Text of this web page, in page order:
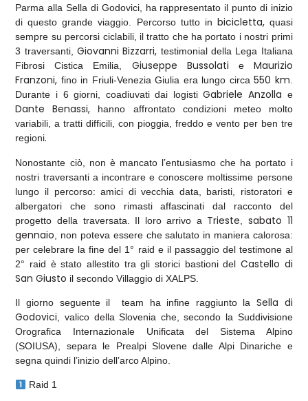
Parma alla Sella di Godovici, ha rappresentato il punto di inizio
di questo grande viaggio. Percorso tutto in bicicletta, quasi
sempre su percorsi ciclabili, il tratto che ha portato i nostri primi
3 traversanti,Giovanni Bizzarri, testimonial della Lega Italiana
Fibrosi Cistica Emilia,
Giuseppe Bussolati eMaurizio
Franzoni, fino in Friuli-Venezia Giulia era lungo circa550 km.
Durante i 6 giorni, coadiuvati dai logistiGabriele Anzolla e
Dante Benassi,
hanno affrontato condizioni meteo molto
variabili, a tratti difficili, con pioggia, freddo e vento per ben tre
regioni.
Nonostante ciò, non è mancato l’entusiasmo che ha portato i
nostri traversanti a incontrare e conoscere moltissime persone
lungo il percorso: amici di vecchia data, baristi, ristoratori e
albergatori che sono rimasti affascinati dal racconto del
progetto della traversata. Il loro arrivo a Trieste ,sabato 11
gennaio , non poteva essere che salutato in maniera calorosa:
per celebrare la fine del 1° raid e il passaggio del testimone al
2° raid è stato allestito tra gli storici bastioni del Castello di
San Giusto il secondo Villaggio di XALPS.
Il giorno seguente il team ha infine raggiunto laSella di
Godovici , valico della Slovenia che, secondo la Suddivisione
Orografica Internazionale Unificata del Sistema Alpino
(SOIUSA), separa le Prealpi Slovene dalle Alpi Dinariche e
segna quindi l’inizio dell’arco Alpino.
Raid 1